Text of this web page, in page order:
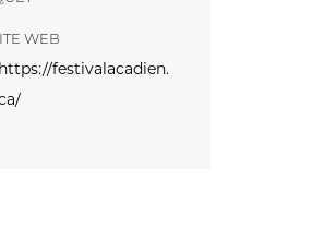
WEB
https://festivalacadien.